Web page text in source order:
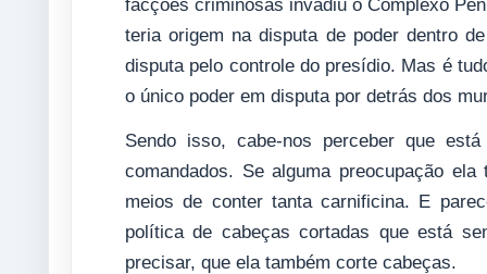
facções criminosas invadiu o Complexo
teria origem na disputa de poder dentro
disputa pelo controle do presídio. Mas é
o único poder em disputa por detrás dos
Sendo isso, cabe-nos perceber que
comandados. Se alguma preocupação
meios de conter tanta carnificina. E
política de cabeças cortadas que está
precisar, que ela também corte cabeças.